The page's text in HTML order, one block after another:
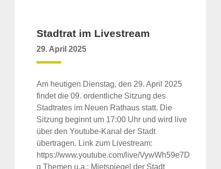
Stadtrat im Livestream
29. April 2025
Am heutigen Dienstag, den 29. April 2025
findet die 09. ordentliche Sitzung des
Stadtrates im Neuen Rathaus statt. Die
Sitzung beginnt um 17:00 Uhr und wird live
über den Youtube-Kanal der Stadt
übertragen. Link zum Livestream:
https://www.youtube.com/live/VywWh59e7D
g Themen u.a.: Mietspiegel der Stadt